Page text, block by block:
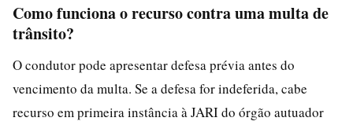
Como funciona o recurso contra uma multa de
trânsito?
O condutor pode apresentar defesa prévia antes do
vencimento da multa. Se a defesa for indeferida, cabe
recurso em primeira instância à JARI do órgão autuador